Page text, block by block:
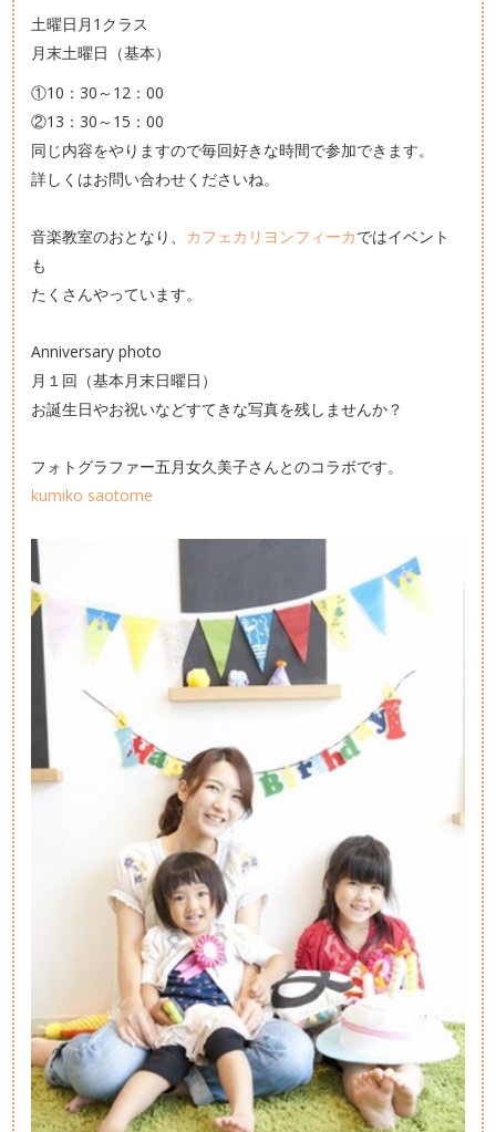
土曜日月1クラス
月末土曜日（基本）
①10：30～12：00
②13：30～15：00
同じ内容をやりますので毎回好きな時間で参加できます。
詳しくはお問い合わせくださいね。
音楽教室のおとなり、 カフェカリヨンフィーカではイベント
も
たくさんやっています。
Anniversary photo
月１回（基本月末日曜日）
お誕生日やお祝いなどすてきな写真を残しませんか？
フォトグラファー五月女久美子さんとのコラボです。
kumiko saotome